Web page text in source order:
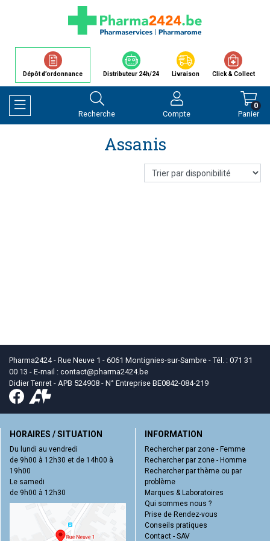
Dépôt d’ordonnance Distributeur 24h/24 Livraison Click & Collect
Afficher la navigation
Recherche Compte Panier
0
Assanis
Pharma2424 - Rue Neuve 1 - 6061 Montignies-sur-Sambre - Tél. : 071 31
00 13 - E-mail : contact@pharma2424.be
Didier Tenret - APB 524908 - N° Entreprise BE0842-084-219
HORAIRES / SITUATION
Du lundi au vendredi
de 9h00 à 12h30 et de 14h00 à
19h00
Le samedi
de 9h00 à 12h30
INFORMATION
Rechercher par zone - Femme
Rechercher par zone - Homme
Rechercher par thème ou par
problème
Marques & Laboratoires
Qui sommes nous ?
Prise de Rendez-vous
Conseils pratiques
Contact - SAV